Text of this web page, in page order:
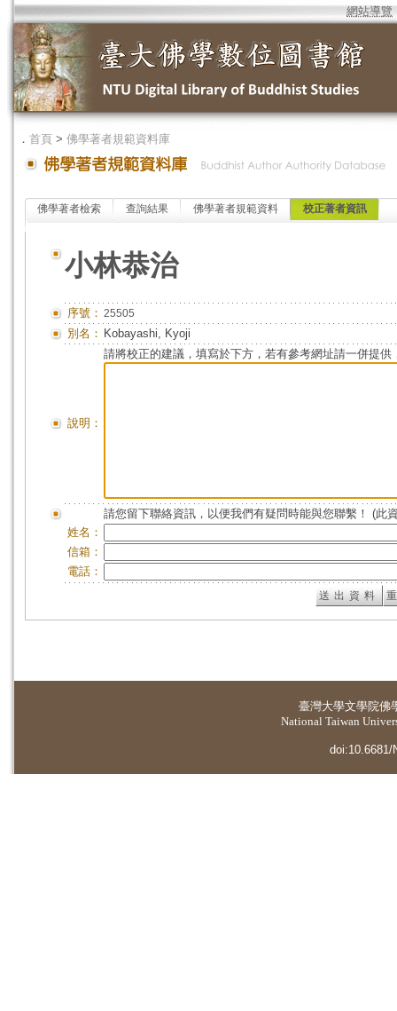
網站導覽
． 首頁 > 佛學著者規範資料庫
佛學著者檢索 查詢結果 佛學著者規範資料 校正著者資訊
小林恭治
序號： 25505
別名： Kobayashi, Kyoji
說明：
請將校正的建議，填寫於下方，若有參考網址請一併提供
請您留下聯絡資訊，以便我們有疑問時能與您聯繫！ (此
姓名：
信箱：
電話：
臺灣大學文學院佛
National Taiwan
doi:10.6681/